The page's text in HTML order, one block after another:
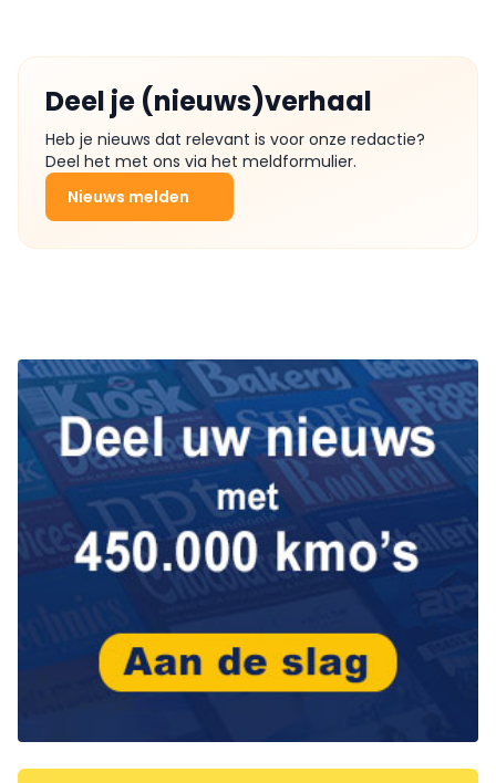
Deel je (nieuws)verhaal
Heb je nieuws dat relevant is voor onze redactie?
Deel het met ons via het meldformulier.
Nieuws melden